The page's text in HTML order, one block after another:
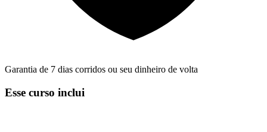
Garantia de 7 dias corridos ou seu dinheiro de volta
Esse curso inclui